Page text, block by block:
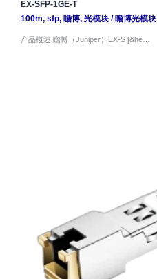
EX-SFP-1GE-T
100m, sfp, 瞻博, 光模块/ 瞻博光模块
产品概述 瞻博（Juniper）EX-S [&he…